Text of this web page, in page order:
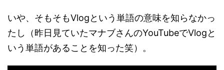
いや、そもそもVlogという単語の意味を知らなかっ
たし（昨日見ていたマナブさんのYouTubeでVlogと
いう単語があることを知った笑）。